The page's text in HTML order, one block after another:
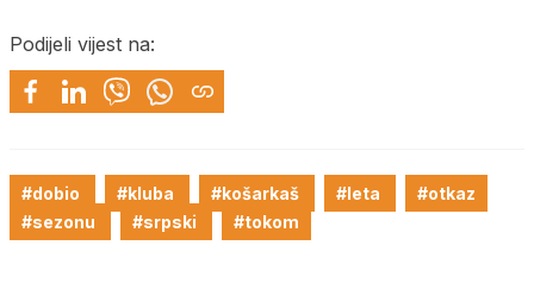
Podijeli vijest na:
#dobio #kluba #košarkaš #leta
#otkaz
#sezonu
#srpski #tokom